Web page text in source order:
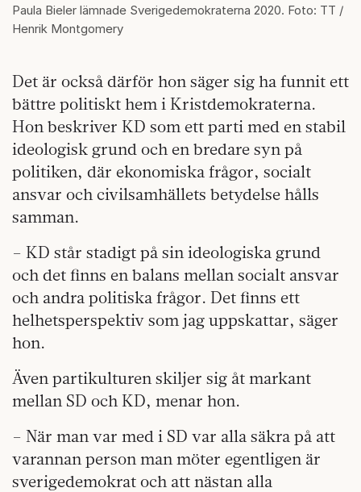
Paula Bieler lämnade Sverigedemokraterna 2020. Foto: TT /
Henrik Montgomery
Det är också därför hon säger sig ha funnit ett
bättre politiskt hem i Kristdemokraterna.
Hon beskriver KD som ett parti med en stabil
ideologisk grund och en bredare syn på
politiken, där ekonomiska frågor, socialt
ansvar och civilsamhällets betydelse hålls
samman.
– KD står stadigt på sin ideologiska grund
och det finns en balans mellan socialt ansvar
och andra politiska frågor. Det finns ett
helhetsperspektiv som jag uppskattar, säger
hon.
Även partikulturen skiljer sig åt markant
mellan SD och KD, menar hon.
– När man var med i SD var alla säkra på att
varannan person man möter egentligen är
sverigedemokrat och att nästan alla